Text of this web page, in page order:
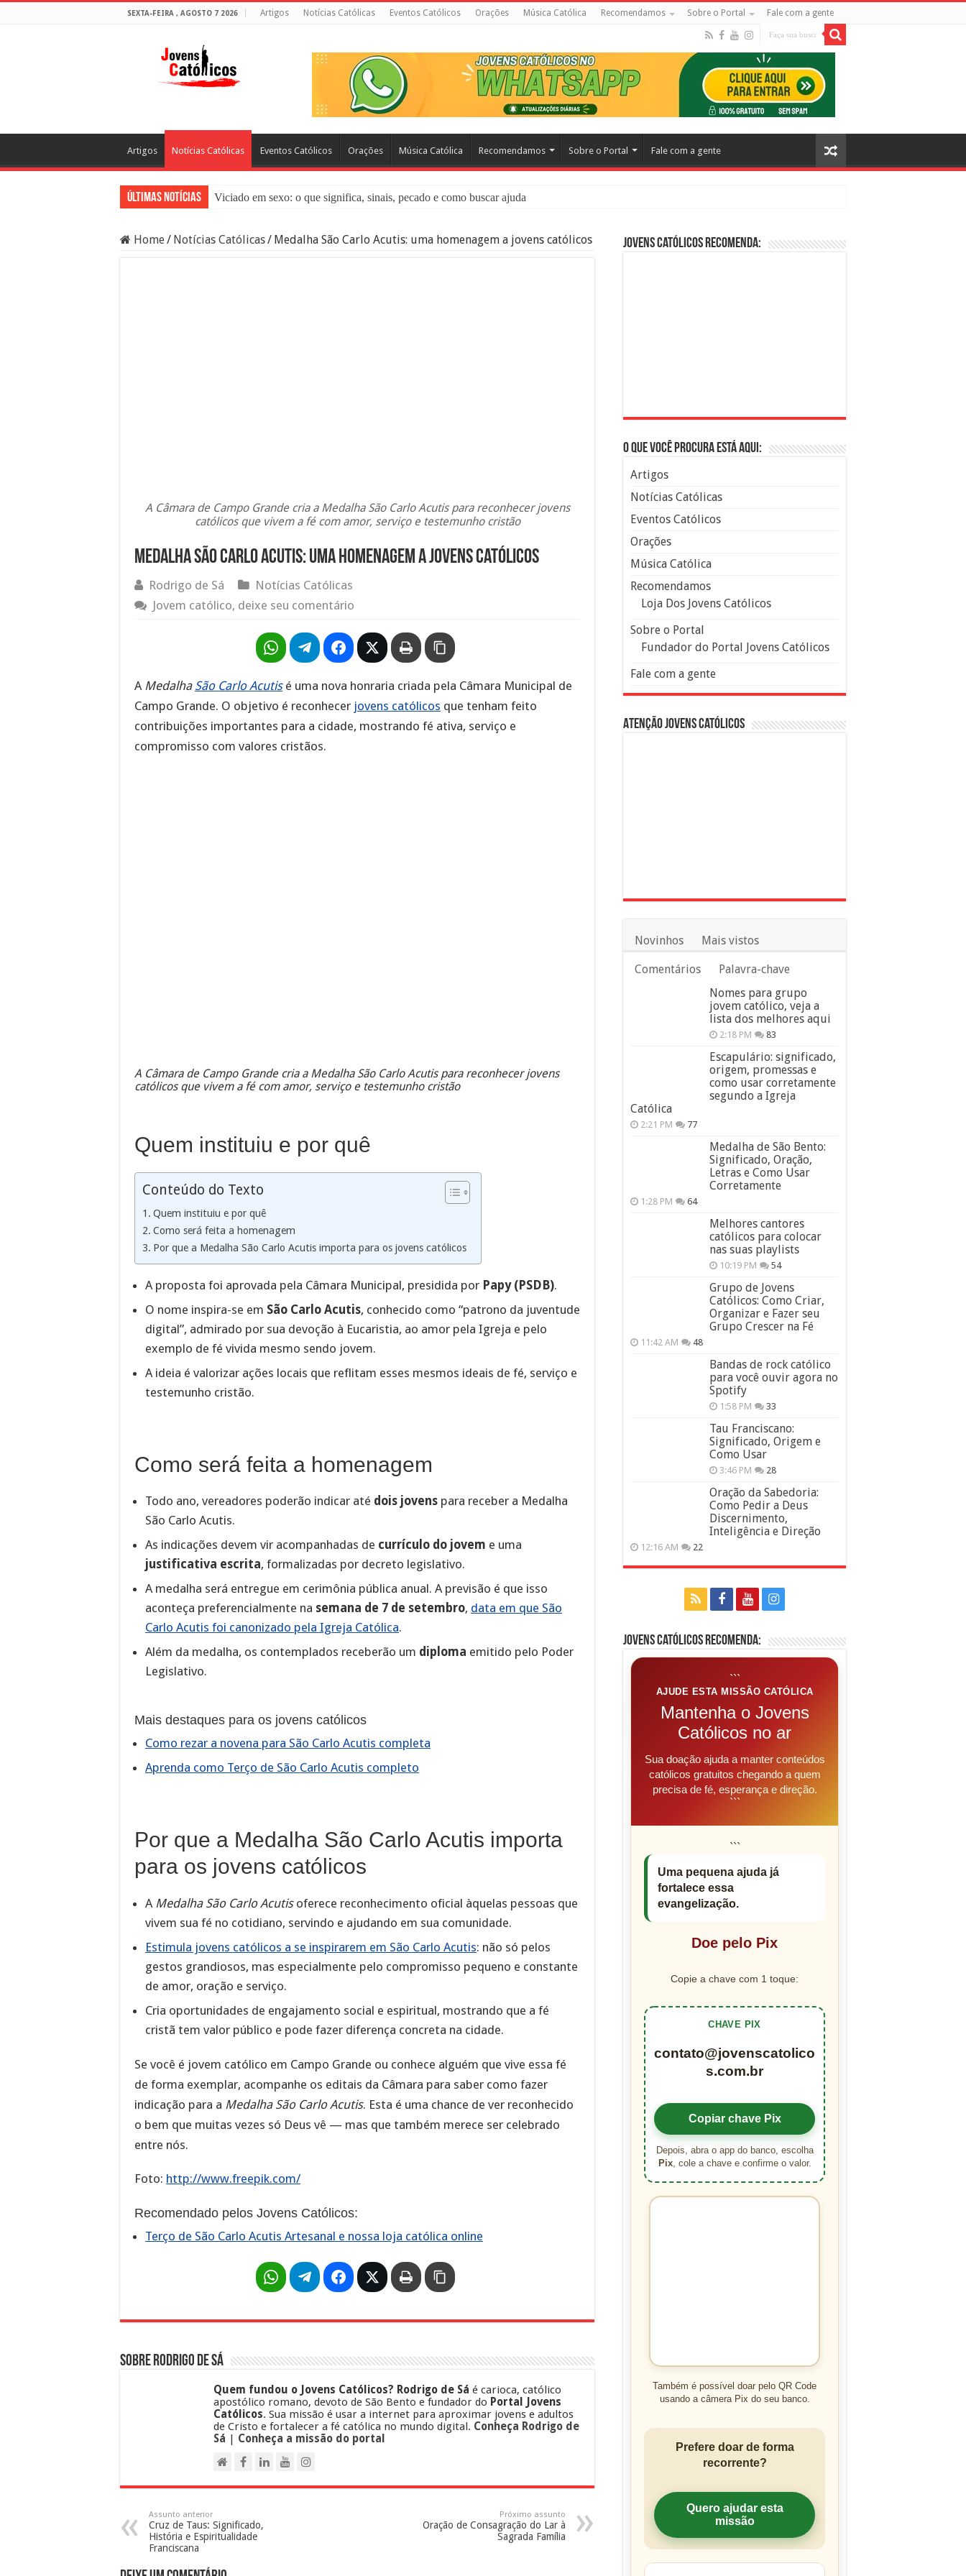
SEXTA-FEIRA , AGOSTO 7 2026 Artigos Notícias Católicas Eventos Católicos Orações Música Católica Recomendamos Sobre o Portal Fale com a gente
Artigos Notícias Católicas Eventos Católicos Orações Música Católica Recomendamos Sobre o Portal Fale com a gente
Últimas Notícias
Viciado em sexo: o que significa, sinais, pecado e como buscar ajuda
Filme Sagrado Coração – Seu Reino Não Terá Fim: O Documentário Que Vai Tocar os Católicos no Cinema
Home/ Notícias Católicas/ Medalha São Carlo Acutis: uma homenagem a jovens católicos
A Câmara de Campo Grande cria a Medalha São Carlo Acutis para reconhecer jovens
católicos que vivem a fé com amor, serviço e testemunho cristão
Medalha São Carlo Acutis: uma homenagem a jovens católicos
Rodrigo de Sá
Notícias Católicas
Jovem católico, deixe seu comentário
A Medalha São Carlo Acutisé uma nova honraria criada pela Câmara Municipal de
Campo Grande. O objetivo é reconhecer jovens católicos que tenham feito
contribuições importantes para a cidade, mostrando fé ativa, serviço e
compromisso com valores cristãos.
A Câmara de Campo Grande cria a Medalha São Carlo Acutis para reconhecer jovens
católicos que vivem a fé com amor, serviço e testemunho cristão
Quem instituiu e por quê
Conteúdo do Texto
Quem instituiu e por quê
Como será feita a homenagem
Por que a Medalha São Carlo Acutis importa para os jovens católicos
A proposta foi aprovada pela Câmara Municipal, presidida por Papy (PSDB).
O nome inspira-se em São Carlo Acutis, conhecido como “patrono da juventude
digital”, admirado por sua devoção à Eucaristia, ao amor pela Igreja e pelo
exemplo de fé vivida mesmo sendo jovem.
A ideia é valorizar ações locais que reflitam esses mesmos ideais de fé, serviço e
testemunho cristão.
Como será feita a homenagem
Todo ano, vereadores poderão indicar até dois jovens para receber a Medalha
São Carlo Acutis.
As indicações devem vir acompanhadas de currículo do jovem e uma
justificativa escrita, formalizadas por decreto legislativo.
A medalha será entregue em cerimônia pública anual. A previsão é que isso
aconteça preferencialmente na semana de 7 de setembro, data em que São
Carlo Acutis foi canonizado pela Igreja Católica.
Além da medalha, os contemplados receberão um diploma emitido pelo Poder
Legislativo.
Mais destaques para os jovens católicos
Como rezar a novena para São Carlo Acutis completa
Aprenda como Terço de São Carlo Acutis completo
Por que a Medalha São Carlo Acutis importa
para os jovens católicos
A Medalha São Carlo Acutisoferece reconhecimento oficial àquelas pessoas que
vivem sua fé no cotidiano, servindo e ajudando em sua comunidade.
Estimula jovens católicos a se inspirarem em São Carlo Acutis: não só pelos
gestos grandiosos, mas especialmente pelo compromisso pequeno e constante
de amor, oração e serviço.
Cria oportunidades de engajamento social e espiritual, mostrando que a fé
cristã tem valor público e pode fazer diferença concreta na cidade.
Se você é jovem católico em Campo Grande ou conhece alguém que vive essa fé
de forma exemplar, acompanhe os editais da Câmara para saber como fazer
indicação para a Medalha São Carlo Acutis. Esta é uma chance de ver reconhecido
o bem que muitas vezes só Deus vê — mas que também merece ser celebrado
entre nós.
Foto: http://www.freepik.com/
Recomendado pelos Jovens Católicos:
Terço de São Carlo Acutis Artesanal e nossa loja católica online
Sobre Rodrigo de Sá
Quem fundou o Jovens Católicos? Rodrigo de Sá é carioca, católico
apostólico romano, devoto de São Bento e fundador do Portal Jovens
Católicos. Sua missão é usar a internet para aproximar jovens e adultos
de Cristo e fortalecer a fé católica no mundo digital. Conheça Rodrigo de
Sá | Conheça a missão do portal
Assunto anterior
Cruz de Taus: Significado,
História e Espiritualidade
Franciscana
Próximo assunto
Oração de Consagração do Lar à
Sagrada Família
Jovens Católicos Recomenda:
O que você procura está aqui:
Artigos
Notícias Católicas
Eventos Católicos
Orações
Música Católica
Recomendamos
Loja Dos Jovens Católicos
Sobre o Portal
Fundador do Portal Jovens Católicos
Fale com a gente
Atenção Jovens Católicos
Novinhos Mais vistos
Comentários
Palavra-chave
Nomes para grupo
jovem católico, veja a
lista dos melhores aqui
2:18 PM 83
Escapulário: significado,
origem, promessas e
como usar corretamente
segundo a Igreja
Católica
2:21 PM 77
Medalha de São Bento:
Significado, Oração,
Letras e Como Usar
Corretamente
1:28 PM 64
Melhores cantores
católicos para colocar
nas suas playlists
10:19 PM 54
Grupo de Jovens
Católicos: Como Criar,
Organizar e Fazer seu
Grupo Crescer na Fé
11:42 AM 48
Bandas de rock católico
para você ouvir agora no
Spotify
1:58 PM 33
Tau Franciscano:
Significado, Origem e
Como Usar
3:46 PM 28
Oração da Sabedoria:
Como Pedir a Deus
Discernimento,
Inteligência e Direção
12:16 AM 22
Jovens Católicos Recomenda:
```
AJUDE ESTA MISSÃO CATÓLICA
Mantenha o Jovens
Católicos no ar
Sua doação ajuda a manter conteúdos
católicos gratuitos chegando a quem
precisa de fé, esperança e direção.
```
```
Uma pequena ajuda já
fortalece essa
evangelização.
Doe pelo Pix
Copie a chave com 1 toque:
CHAVE PIX
contato@jovenscatolico
s.com.br
Copiar chave Pix
Depois, abra o app do banco, escolha
Pix, cole a chave e confirme o valor.
Também é possível doar pelo QR Code
usando a câmera Pix do seu banco.
Prefere doar de forma
recorrente?
Quero ajudar esta
missão